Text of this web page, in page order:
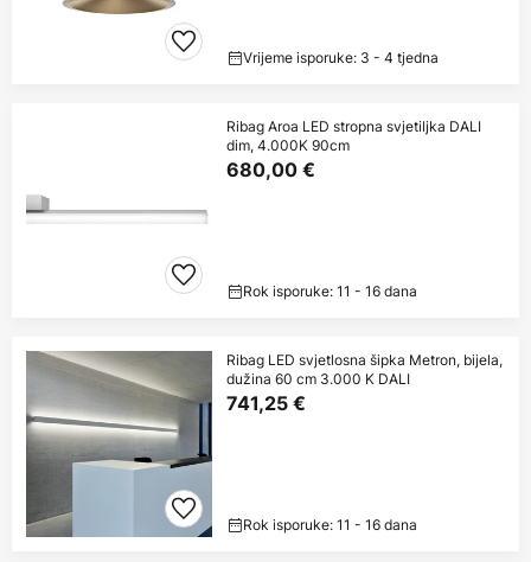
Vrijeme isporuke: 3 - 4 tjedna
Ribag Aroa LED stropna svjetiljka DALI
dim, 4.000K 90cm
680,00 €
Rok isporuke: 11 - 16 dana
Ribag LED svjetlosna šipka Metron, bijela,
dužina 60 cm 3.000 K DALI
741,25 €
Rok isporuke: 11 - 16 dana